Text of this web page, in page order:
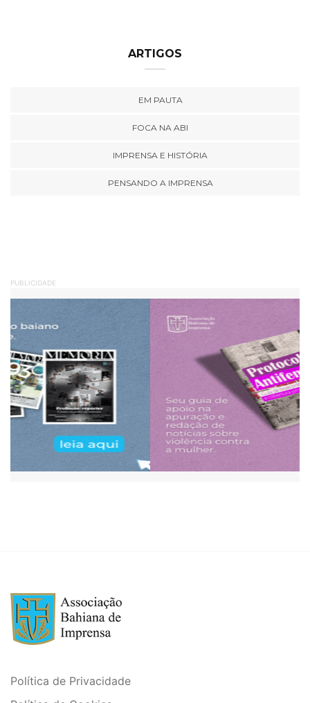
ARTIGOS
EM PAUTA
FOCA NA ABI
IMPRENSA E HISTÓRIA
PENSANDO A IMPRENSA
PUBLICIDADE
Política de Privacidade